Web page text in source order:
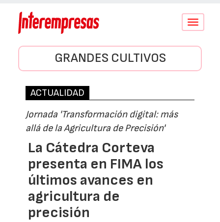
Conmutar
GRANDES CULTIVOS
ACTUALIDAD
Jornada 'Transformación digital: más
allá de la Agricultura de Precisión'
La Cátedra Corteva
presenta en FIMA los
últimos avances en
agricultura de
precisión